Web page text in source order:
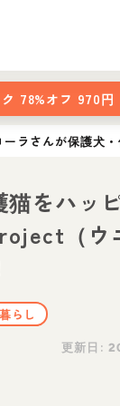
78%オフ 970円
ーラさんが保護犬
をハッ
（ウ
らし
更新日: